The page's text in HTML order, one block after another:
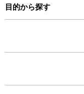
目的から探す